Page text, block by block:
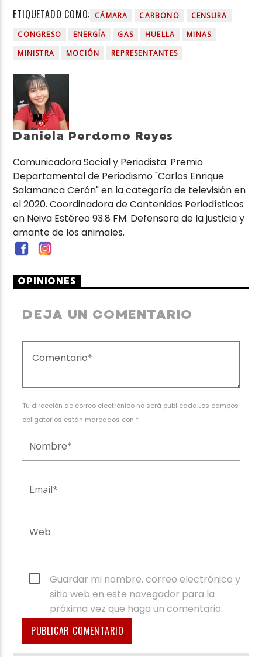
ETIQUETADO COMO: CÁMARA CARBONO
CENSURA
CONGRESO
ENERGÍA GAS HUELLA
MINAS
MINISTRA
MOCIÓN REPRESENTANTES
Daniela Perdomo Reyes
Comunicadora Social y Periodista. Premio
Departamental de Periodismo "Carlos Enrique
Salamanca Cerón" en la categoría de televisión en
el 2020. Coordinadora de Contenidos Periodísticos
en Neiva Estéreo 93.8 FM. Defensora de la justicia y
amante de los animales.
OPINIONES
DEJA UN COMENTARIO
Tu dirección de correo electrónico no será publicada.Los campos
obligatorios están marcados con *
Guardar mi nombre, correo electrónico y
sitio web en este navegador para la
próxima vez que haga un comentario.